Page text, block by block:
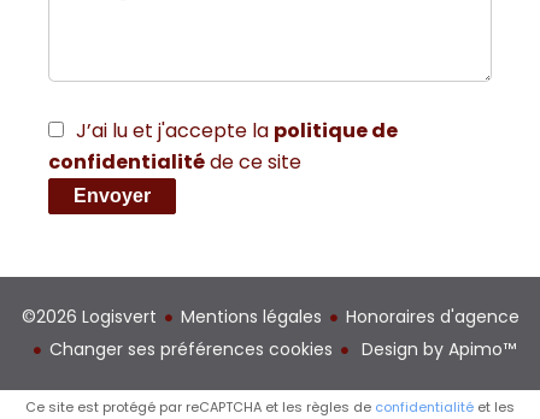
J’ai lu et j'accepte la politique de
confidentialitéde ce site
Envoyer
©2026 Logisvert Mentions légales
Honoraires d'agence
Changer ses préférences cookies
Design by Apimo™
Ce site est protégé par reCAPTCHA et les règles de confidentialité et les